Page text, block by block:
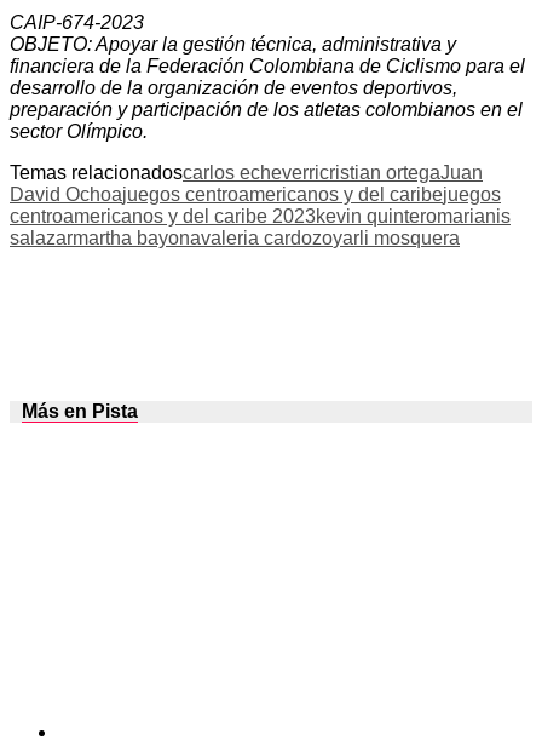
CAIP-674-2023
OBJETO: Apoyar la gestión técnica, administrativa y
financiera de la Federación Colombiana de Ciclismo para el
desarrollo de la organización de eventos deportivos,
preparación y participación de los atletas colombianos en el
sector Olímpico.
Temas relacionadoscarlos echeverricristian ortegaJuan
David Ochoajuegos centroamericanos y del caribejuegos
centroamericanos y del caribe 2023kevin quinteromarianis
salazarmartha bayonavaleria cardozoyarli mosquera
Más en Pista